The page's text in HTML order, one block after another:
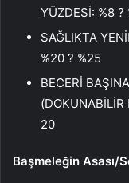
YÜZDESİ: %8 ?
SAĞLIKTA
%20 ? %25
BECERİ
(DOKUNABİLİR
20
Başmeleğin Asası/